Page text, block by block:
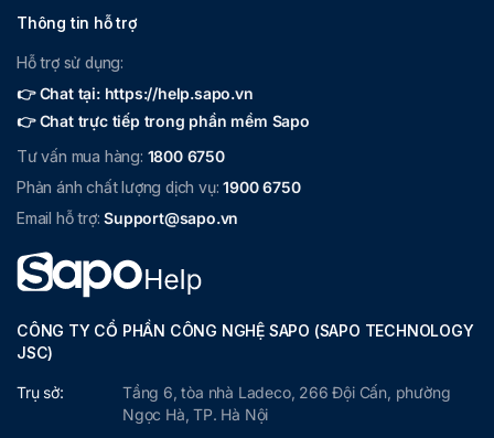
Thông tin hỗ trợ
Hỗ trợ sử dụng:
👉 Chat tại: https://help.sapo.vn
👉 Chat trực tiếp trong phần mềm Sapo
Tư vấn mua hàng: 1800 6750
Phản ánh chất lượng dịch vụ:1900 6750
Email hỗ trợ:Support@sapo.vn
CÔNG TY CỔ PHẦN CÔNG NGHỆ SAPO (SAPO TECHNOLOGY
JSC)
Trụ sở:
Tầng 6, tòa nhà Ladeco, 266 Đội Cấn, phường
Ngọc Hà, TP. Hà Nội